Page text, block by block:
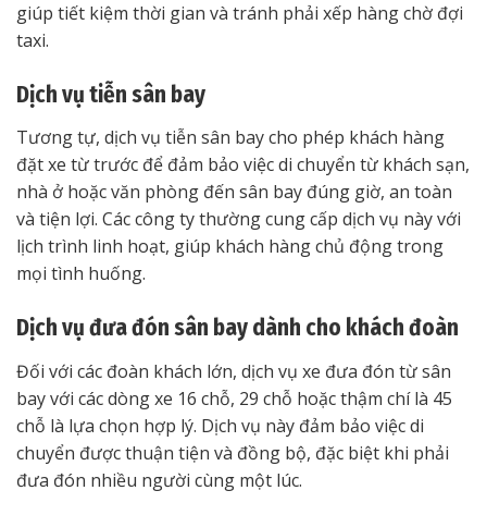
giúp tiết kiệm thời gian và tránh phải xếp hàng chờ đợi
taxi.
Dịch vụ tiễn sân bay
Tương tự, dịch vụ tiễn sân bay cho phép khách hàng
đặt xe từ trước để đảm bảo việc di chuyển từ khách sạn,
nhà ở hoặc văn phòng đến sân bay đúng giờ, an toàn
và tiện lợi. Các công ty thường cung cấp dịch vụ này với
lịch trình linh hoạt, giúp khách hàng chủ động trong
mọi tình huống.
Dịch vụ đưa đón sân bay dành cho khách đoàn
Đối với các đoàn khách lớn, dịch vụ xe đưa đón từ sân
bay với các dòng xe 16 chỗ, 29 chỗ hoặc thậm chí là 45
chỗ là lựa chọn hợp lý. Dịch vụ này đảm bảo việc di
chuyển được thuận tiện và đồng bộ, đặc biệt khi phải
đưa đón nhiều người cùng một lúc.